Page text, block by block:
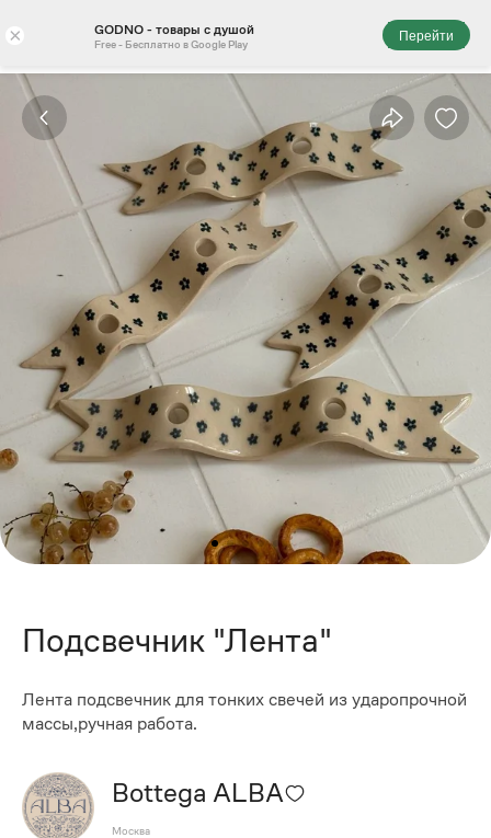
× GODNO - товары с душой
Free - Бесплатно в Google Play
Перейти
Подсвечник "Лента"
Лента подсвечник для тонких свечей из ударопрочной
массы,ручная работа.
Bottega ALBA
Москва